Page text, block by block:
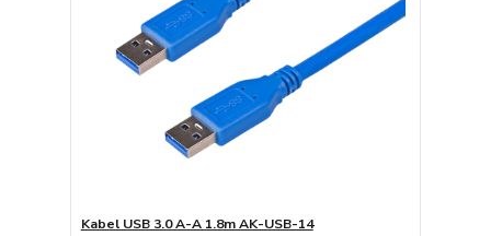
Kabel USB 3.0 A-A 1.8m AK-USB-14